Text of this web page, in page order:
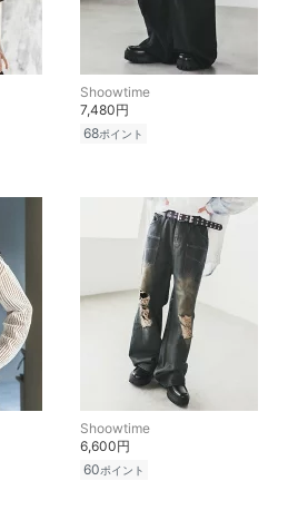
Shoowtime
7,480円
68ポイント
Shoowtime
6,600円
60ポイント